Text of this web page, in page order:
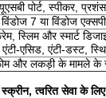
यूएसबी पोर्ट, स्पीकर,
7 या विंडोज
स्लिम और स्मार्ट
एंटी-एसिड, एंटी-डस्ट,
और लकड़ी के मामले के
त्वरित सेवा के